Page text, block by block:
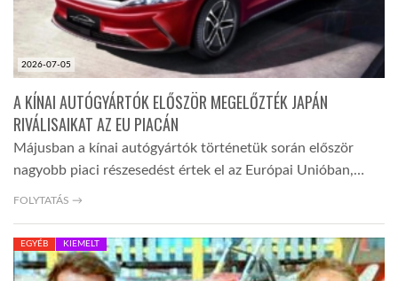
A VILÁG ITTHON
GLOBOTV BP
HÍR3D
2026-07-05
A KÍNAI AUTÓGYÁRTÓK ELŐSZÖR MEGELŐZTÉK JAPÁN
RIVÁLISAIKAT AZ EU PIACÁN
Májusban a kínai autógyártók történetük során először
nagyobb piaci részesedést értek el az Európai Unióban,…
FOLYTATÁS →
EGYÉB KIEMELT